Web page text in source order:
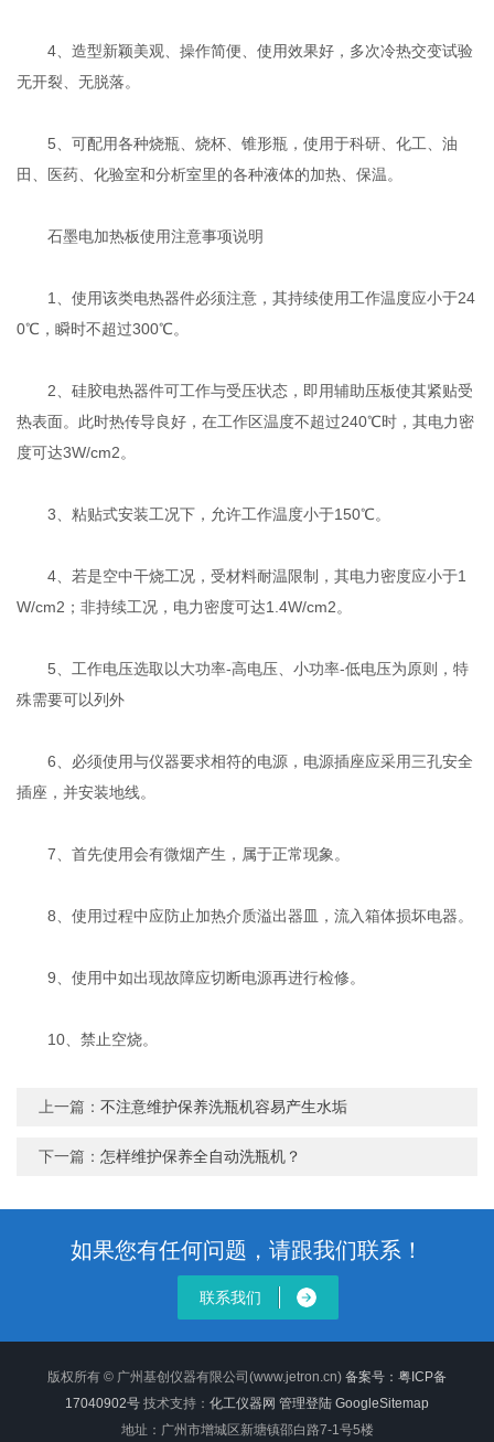
4、造型新颖美观、操作简便、使用效果好，多次冷热交变试验
无开裂、无脱落。
5、可配用各种烧瓶、烧杯、锥形瓶，使用于科研、化工、油
田、医药、化验室和分析室里的各种液体的加热、保温。
石墨电加热板使用注意事项说明
1、使用该类电热器件必须注意，其持续使用工作温度应小于24
0℃，瞬时不超过300℃。
2、硅胶电热器件可工作与受压状态，即用辅助压板使其紧贴受
热表面。此时热传导良好，在工作区温度不超过240℃时，其电力密
度可达3W/cm2。
3、粘贴式安装工况下，允许工作温度小于150℃。
4、若是空中干烧工况，受材料耐温限制，其电力密度应小于1
W/cm2；非持续工况，电力密度可达1.4W/cm2。
5、工作电压选取以大功率-高电压、小功率-低电压为原则，特
殊需要可以列外
6、必须使用与仪器要求相符的电源，电源插座应采用三孔安全
插座，并安装地线。
7、首先使用会有微烟产生，属于正常现象。
8、使用过程中应防止加热介质溢出器皿，流入箱体损坏电器。
9、使用中如出现故障应切断电源再进行检修。
10、禁止空烧。
上一篇：不注意维护保养洗瓶机容易产生水垢
下一篇：怎样维护保养全自动洗瓶机？
如果您有任何问题，请跟我们联系！
联系我们
版权所有 © 广州基创仪器有限公司(www.jetron.cn) 备案号：粤ICP备
17040902号 技术支持： 化工仪器网 管理登陆 GoogleSitemap
地址：广州市增城区新塘镇邵白路7-1号5楼